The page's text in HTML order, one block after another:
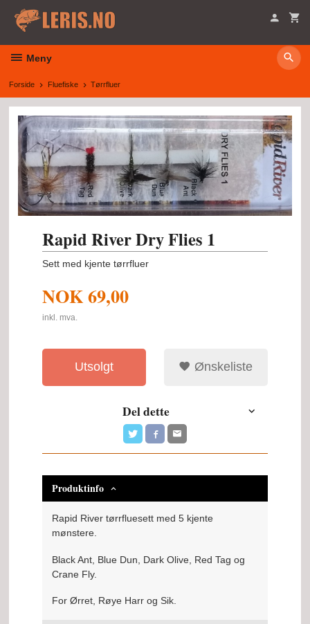
innholdet
Meny
Forside Fluefiske Tørrfluer
Rapid River Dry Flies 1
Sett med kjente tørrfluer
NOK69,00
inkl. mva.
Utsolgt Ønskeliste
Del dette
Produktinfo
Rapid River tørrfluesett med 5 kjente
mønstere.
Black Ant, Blue Dun, Dark Olive, Red Tag og
Crane Fly.
For Ørret, Røye Harr og Sik.